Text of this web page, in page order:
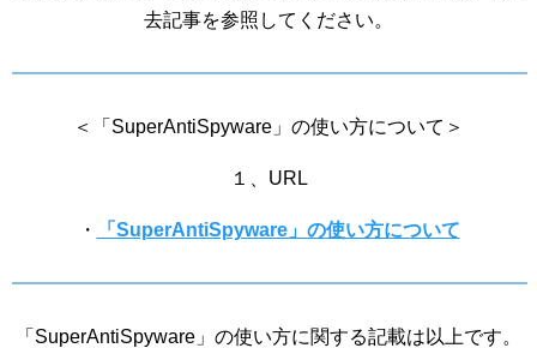
去記事を参照してください。
＜「SuperAntiSpyware」の使い方について＞
１、URL
・ 「SuperAntiSpyware」の使い方について
「SuperAntiSpyware」の使い方に関する記載は以上です。